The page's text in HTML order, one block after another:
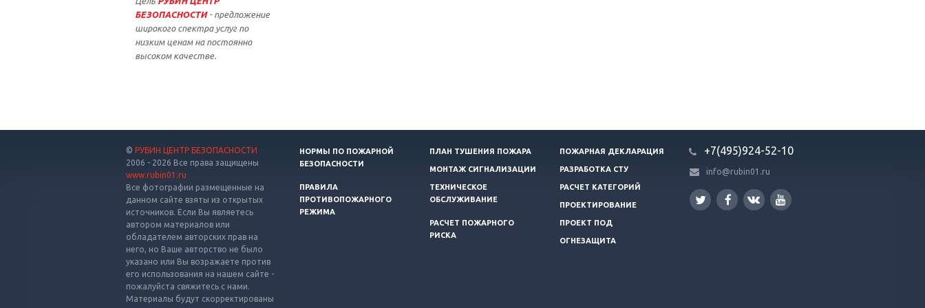
БЕЗОПАСНОСТИ - предложение
широкого спектра услуг по
низким ценам на постоянно
высоком качестве.
© РУБИН ЦЕНТР БЕЗОПАСНОСТИ
2006 - 2026 Все права защищены
www.rubin01.ru
Все фотографии размещенные на
данном сайте взяты из открытых
источников. Если Вы являетесь
автором материалов или
обладателем авторских прав на
него, но Ваше авторство не было
указано или Вы возражаете против
его использования на нашем сайте -
пожалуйста свяжитесь с нами.
Материалы будут скорректированы
НОРМЫ ПО ПОЖАРНОЙ
БЕЗОПАСНОСТИ
ПЛАН ТУШЕНИЯ ПОЖАРА ПОЖАРНАЯ ДЕКЛАРАЦИЯ
МОНТАЖ СИГНАЛИЗАЦИИ РАЗРАБОТКА СТУ
ПРАВИЛА
ПРОТИВОПОЖАРНОГО
РЕЖИМА
ТЕХНИЧЕСКОЕ
ОБСЛУЖИВАНИЕ
РАСЧЕТ КАТЕГОРИЙ
ПРОЕКТИРОВАНИЕ
РАСЧЕТ ПОЖАРНОГО
РИСКА
ПРОЕКТ ПОД
ОГНЕЗАЩИТА
+7(495)924-52-10
info@rubin01.ru